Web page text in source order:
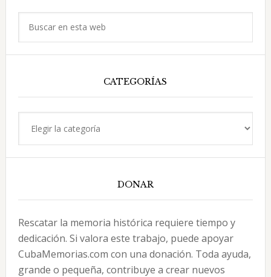
principal
CATEGORÍAS
DONAR
Rescatar la memoria histórica requiere tiempo y
dedicación. Si valora este trabajo, puede apoyar
CubaMemorias.com con una donación. Toda ayuda,
grande o pequeña, contribuye a crear nuevos